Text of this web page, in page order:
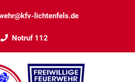
lichtenfels.de
Notruf 112